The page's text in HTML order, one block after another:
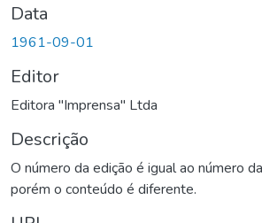
Data
1961-09-01
Editor
Editora "Imprensa" Ltda
Descrição
O número da edição é igual ao número
porém o conteúdo é diferente.